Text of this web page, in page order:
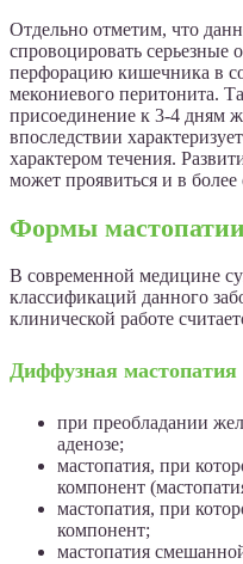
Отдельно отметим, что
спровоцировать серьезные
перфорацию кишечника в
мекониевого перитонита.
присоединение к 3-4 дням
впоследствии
характером течения.
может проявиться и в
Формы мастопатии
В современной медицине
классификаций данного
клинической работе
Диффузная мастопатия
при преобладании
аденозе;
мастопатия, при
компонент
мастопатия, при
компонент;
мастопатия